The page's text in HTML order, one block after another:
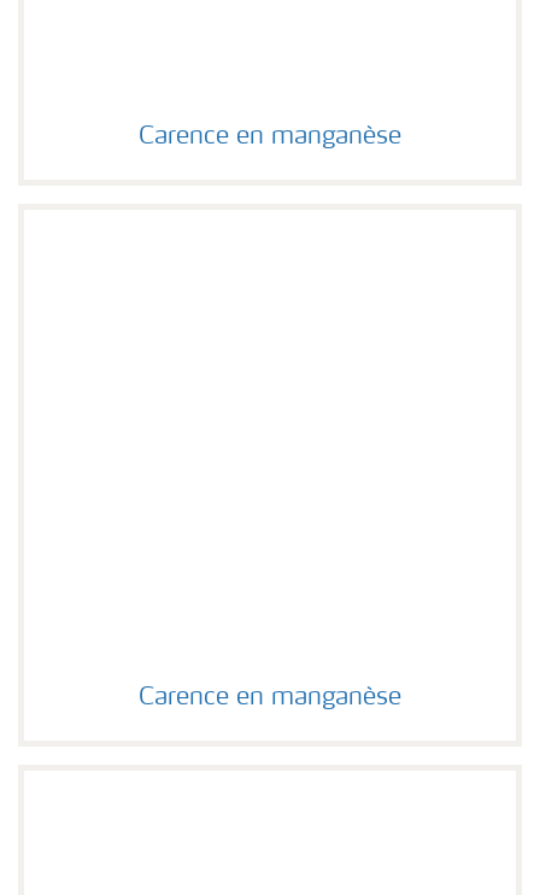
Carence en manganèse
Carence en manganèse
Carence en manganèse
Carence en manganèse